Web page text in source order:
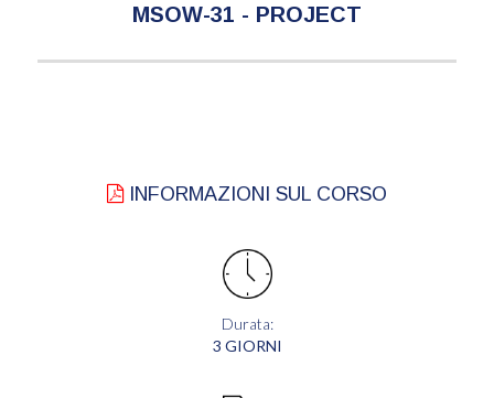
MSOW-31 - PROJECT
INFORMAZIONI SUL CORSO
Durata:
3 GIORNI